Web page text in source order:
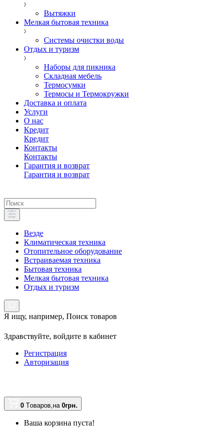
Вытяжки
Мелкая бытовая техника
Системы очистки воды
Отдых и туризм
Наборы для пикника
Складная мебель
Термосумки
Термосы и Термокружки
Доставка и оплата
Услуги
О нас
Кредит
Кредит
Контакты
Контакты
Гарантия и возврат
Гарантия и возврат
Везде
Климатическая техника
Отопительное оборудование
Встраиваемая техника
Бытовая техника
Мелкая бытовая техника
Отдых и туризм
Я ищу, например, Поиск товаров
Здравствуйте, войдите в кабинет
Регистрация
Авторизация
0 Tоваров,на 0грн.
Ваша корзина пуста!